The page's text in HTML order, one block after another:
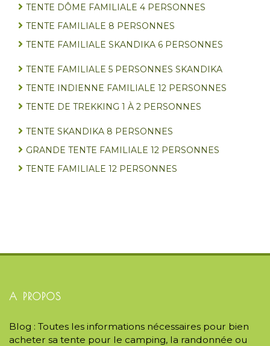
TENTE DÔME FAMILIALE 4 PERSONNES
TENTE FAMILIALE 8 PERSONNES
TENTE FAMILIALE SKANDIKA 6 PERSONNES
TENTE FAMILIALE 5 PERSONNES SKANDIKA
TENTE INDIENNE FAMILIALE 12 PERSONNES
TENTE DE TREKKING 1 À 2 PERSONNES
TENTE SKANDIKA 8 PERSONNES
GRANDE TENTE FAMILIALE 12 PERSONNES
TENTE FAMILIALE 12 PERSONNES
A PROPOS
Blog : Toutes les informations nécessaires pour bien
acheter sa tente pour le camping, la randonnée ou